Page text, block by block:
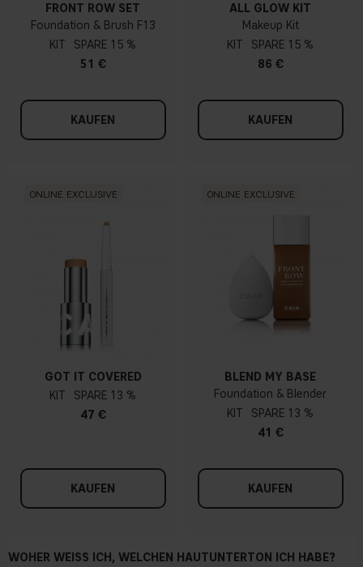
FRONT ROW SET
Foundation & Brush F13
KIT
15 %
51 €
KAUFEN
ALL GLOW KIT
Makeup Kit
KIT
15 %
86 €
KAUFEN
ONLINE EXCLUSIVE
GOT IT COVERED
KIT
13 %
47 €
KAUFEN
ONLINE EXCLUSIVE
BLEND MY BASE
Foundation & Blender
KIT
13 %
41 €
KAUFEN
WOHER WEISS ICH, WELCHEN HAUTUNTERTON ICH HABE?